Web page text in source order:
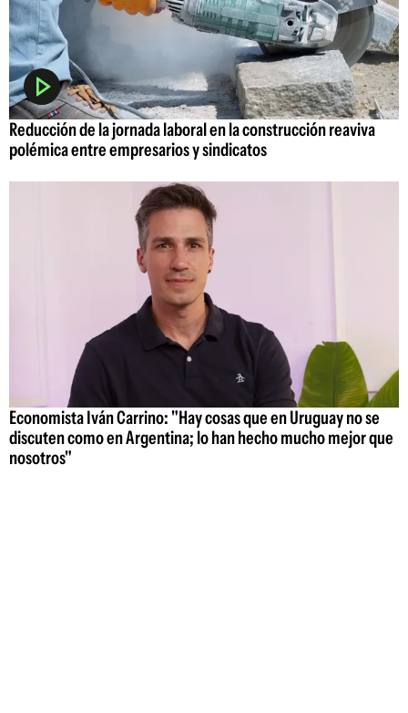
Reducción de la jornada laboral en la construcción reaviva
polémica entre empresarios y sindicatos
Economista Iván Carrino: "Hay cosas que en Uruguay no se
discuten como en Argentina; lo han hecho mucho mejor que
nosotros"